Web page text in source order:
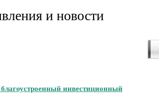
и новости
инвестиционный